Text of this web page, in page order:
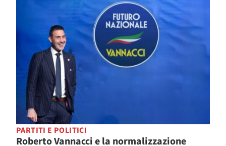
PARTITI E POLITICI
Roberto Vannacci e la normalizzazione